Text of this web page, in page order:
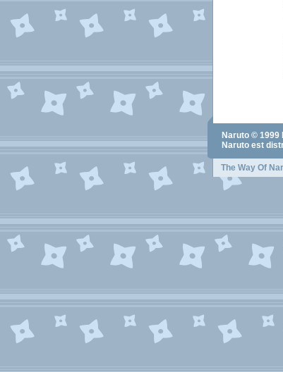
Naruto © 1999
Naruto est
The Way Of